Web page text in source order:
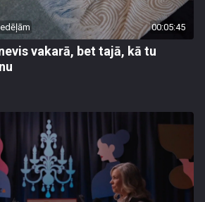
00:05:45
vakarā, bet tajā, kā tu